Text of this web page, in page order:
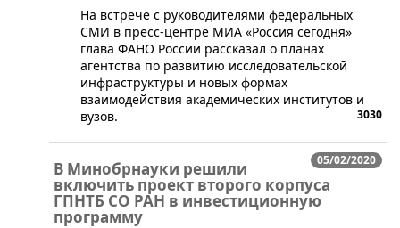
​На встрече с руководителями федеральных
СМИ в пресс-центре МИА «Россия сегодня»
глава ФАНО России рассказал о планах
агентства по развитию исследовательской
инфраструктуры и новых формах
взаимодействия академических институтов и
вузов.
3030
05/02/2020
В Минобрнауки решили
включить проект второго корпуса
ГПНТБ СО РАН в инвестиционную
программу